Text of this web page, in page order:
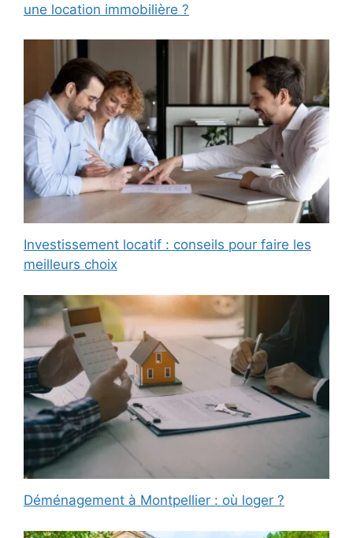
une location immobilière ?
Investissement locatif : conseils pour faire les
meilleurs choix
Déménagement à Montpellier : où loger ?